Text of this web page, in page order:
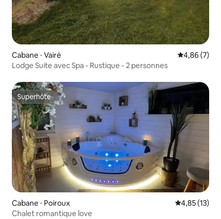
Cabane ⋅ Vairé Évaluation
4,86 (7)
Lodge Suite avec Spa - Rustique - 2 personnes
Superhôte
Superhôte
Cabane ⋅ Poiroux Évaluation
4,85 (13)
Chalet romantique love